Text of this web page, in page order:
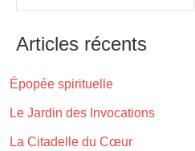
Articles récents
Épopée spirituelle
Le Jardin des Invocations
La Citadelle du Cœur